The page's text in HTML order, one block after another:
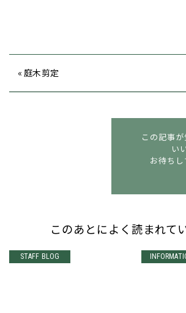
« 庭木剪定
この記事
い
お待ち
このあとによく読まれて
STAFF BLOG